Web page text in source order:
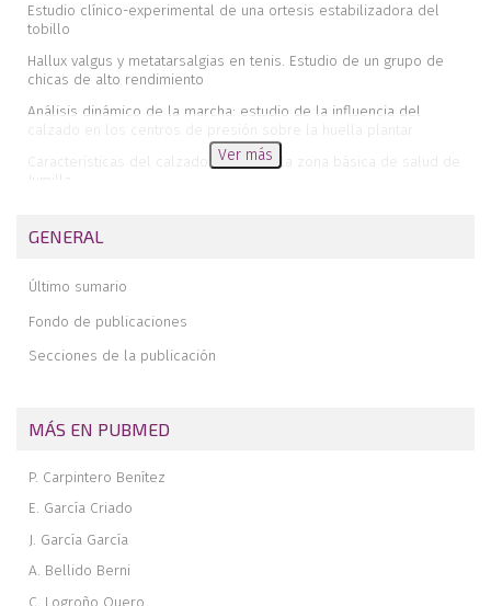
Estudio clínico-experimental de una ortesis estabilizadora del
tobillo
Hallux valgus y metatarsalgias en tenis. Estudio de un grupo de
chicas de alto rendimiento
Análisis dinámico de la marcha: estudio de la influencia del
calzado en los centros de presión sobre la huella plantar
Características del calzado infantil en la zona básica de salud de
Ver más
GENERAL
Último sumario
Fondo de publicaciones
Secciones de la publicación
MÁS EN PUBMED
P. Carpintero Benítez
E. García Criado
J. García García
A. Bellido Berni
C. Logroño Quero